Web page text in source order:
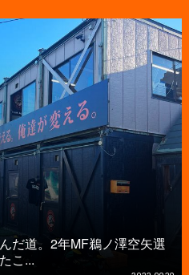
だ道。2年MF鵜ノ澤空矢選
こ...